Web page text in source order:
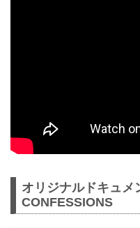
オリジナルドキュメ
CONFESSIONS